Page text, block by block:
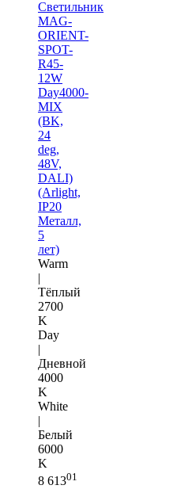
Светильник
MAG-
ORIENT-
SPOT-
R45-
12W
Day4000-
MIX
(BK,
24
deg,
48V,
DALI)
(Arlight,
IP20
Металл,
5
лет)
Warm
|
Тёплый
2700
K
Day
|
Дневной
4000
K
White
|
Белый
6000
K
8 61301